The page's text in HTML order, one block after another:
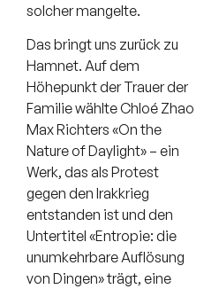
solcher mangelte.
Das bringt uns zurück zu
Hamnet. Auf dem
Höhepunkt der Trauer der
Familie wählte Chloé Zhao
Max Richters «On the
Nature of Daylight» – ein
Werk, das als Protest
gegen den Irakkrieg
entstanden ist und den
Untertitel «Entropie: die
unumkehrbare Auflösung
von Dingen» trägt, eine